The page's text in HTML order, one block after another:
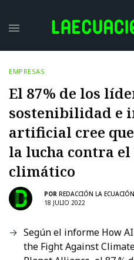
EMPRESAS
El 87% de los
sostenibilidad e
artificial cree
la lucha contra
climático
POR REDACCIÓN LA
18 JULIO 2022
Según el informe How
the Fight Against